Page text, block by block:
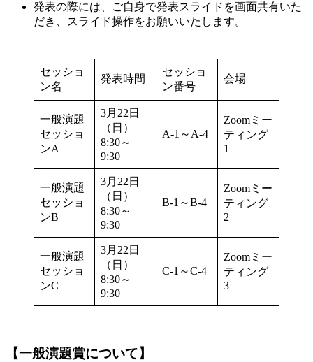
発表の際には、ご自身で発表スライドを画面共有いた
だき、スライド操作をお願いいたします。
セッショ
ン名
発表時間
セッショ
ン番号
会場
一般演題
セッショ
ンA
3月22日
（日）
8:30～
9:30
A-1～A-4
Zoomミー
ティング
1
一般演題
セッショ
ンB
3月22日
（日）
8:30～
9:30
B-1～B-4
Zoomミー
ティング
2
一般演題
セッショ
ンC
3月22日
（日）
8:30～
9:30
C-1～C-4
Zoomミー
ティング
3
【一般演題賞について】